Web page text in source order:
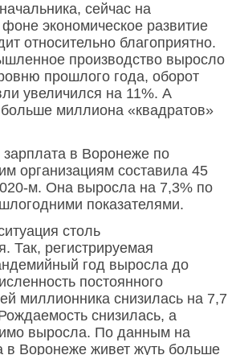
сейчас на
экономическое развитие
относительно благоприятно.
производство выросло
прошлого года, оборот
увеличился на 11%. А
миллиона «квадратов»
в Воронеже по
организациям составила 45
м. Она выросла на 7,3% по
показателями.
столь
Так, регистрируемая
год выросла до
постоянного
миллионника снизилась на 7,7
снизилась, а
выросла. По данным на
в Воронеже живет жуть больше